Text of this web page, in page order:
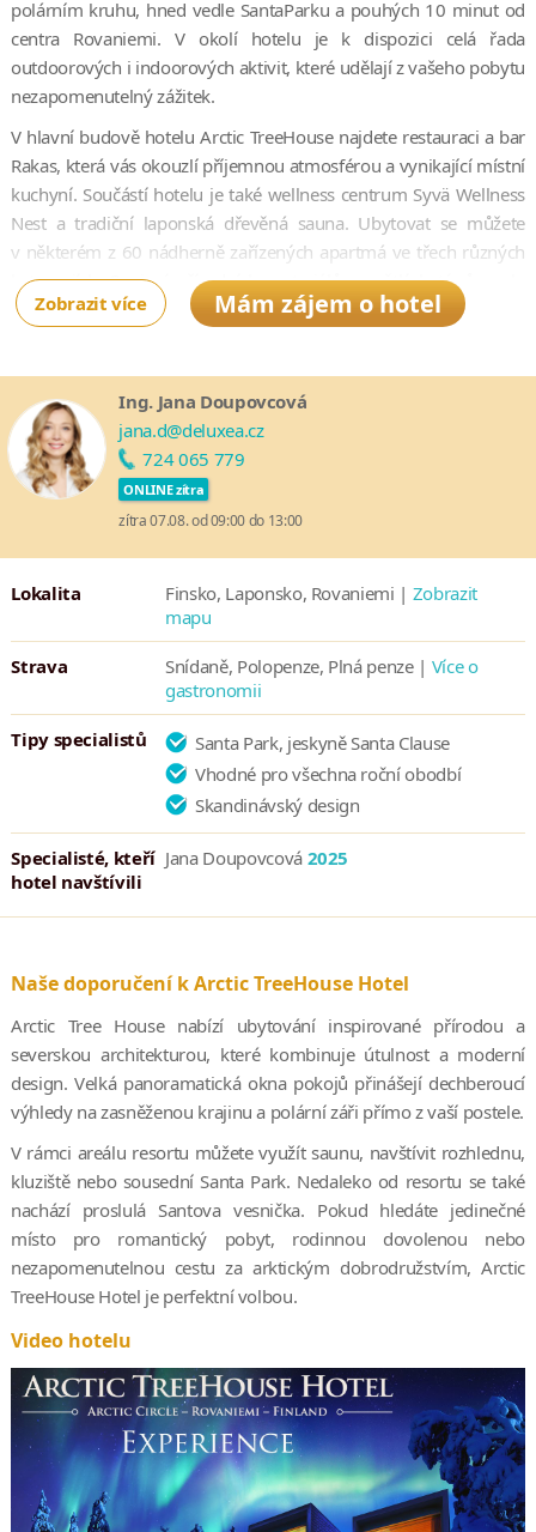
polárním kruhu, hned vedle SantaParku a pouhých 10 minut od
centra Rovaniemi. V okolí hotelu je k dispozici celá řada
outdoorových i indoorových aktivit, které udělají z vašeho pobytu
nezapomenutelný zážitek.
V hlavní budově hotelu Arctic TreeHouse najdete restauraci a bar
Rakas, která vás okouzlí příjemnou atmosférou a vynikající místní
kuchyní. Součástí hotelu je také wellness centrum Syvä Wellness
Nest a tradiční laponská dřevěná sauna. Ubytovat se můžete
v některém z 60 nádherně zařízených apartmá ve třech různých
kategoriích. Spojení přírodních materiálů a světlých tónů spolu
s dechberoucím výhledem na okolní přírodu skrze
Můžete si také pronajmout luxusní soukromou vilu, která se
nachází přibližně 20 kilometrů od resortu Arctic TreeHouse Hotel.
Zobrazit více Mám zájem o hotel
Ing. Jana Doupovcová
jana.d@deluxea.cz
724 065 779
ONLINE zítra
zítra 07.08. od 09:00 do 13:00
Lokalita Finsko, Laponsko, Rovaniemi | Zobrazit
mapu
Strava Snídaně, Polopenze, Plná penze | Více o
gastronomii
Tipy specialistů
Santa Park, jeskyně Santa Clause
Vhodné pro všechna roční obodbí
Skandinávský design
Specialisté, kteří
hotel navštívili
Jana Doupovcová 2025
Naše doporučení k Arctic TreeHouse Hotel
Arctic Tree House nabízí ubytování inspirované přírodou a
severskou architekturou, které kombinuje útulnost a moderní
design. Velká panoramatická okna pokojů přinášejí dechberoucí
výhledy na zasněženou krajinu a polární záři přímo z vaší postele.
V rámci areálu resortu můžete využít saunu, navštívit rozhlednu,
kluziště nebo sousední Santa Park. Nedaleko od resortu se také
nachází proslulá Santova vesnička. Pokud hledáte jedinečné
místo pro romantický pobyt, rodinnou dovolenou nebo
nezapomenutelnou cestu za arktickým dobrodružstvím, Arctic
TreeHouse Hotel je perfektní volbou.
Video hotelu